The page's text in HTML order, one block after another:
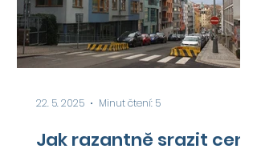
Jak razantně srazit ceny
22. 5. 2025 Minut čtení: 5